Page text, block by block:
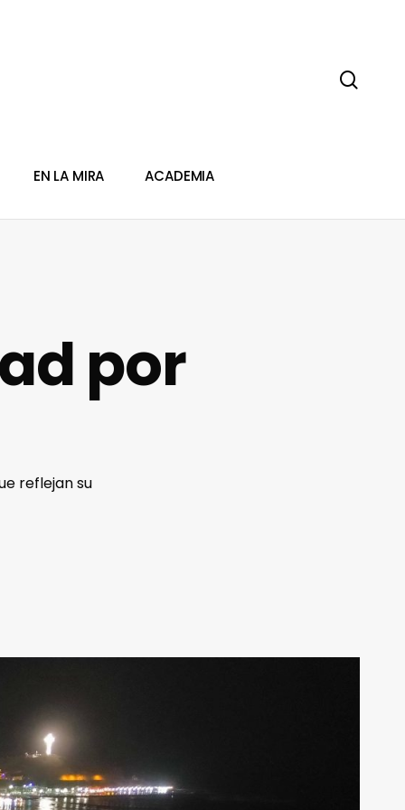
EN LA MIRA ACADEMIA
por
reflejan su